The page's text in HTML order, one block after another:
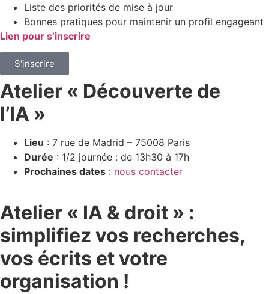
Liste des priorités de mise à jour
Bonnes pratiques pour maintenir un profil engageant
Lien pour s’inscrire
S'inscrire
Atelier « Découverte de
l’IA »
Lieu : 7 rue de Madrid – 75008 Paris
Durée : 1/2 journée : de 13h30 à 17h
Prochaines dates : nous contacter
Atelier « IA & droit » :
simplifiez vos recherches,
vos écrits et votre
organisation !